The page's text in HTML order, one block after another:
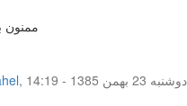
ممنون
,
دوشنبه 23 بهمن 1385 - 14:19